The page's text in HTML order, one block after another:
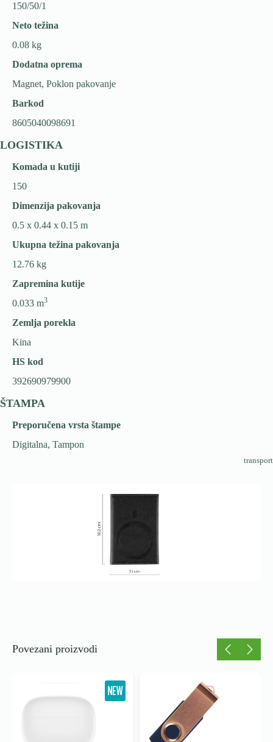
150/50/1
Neto težina
0.08 kg
Dodatna oprema
Magnet, Poklon pakovanje
Barkod
8605040098691
LOGISTIKA
Komada u kutiji
150
Dimenzija pakovanja
0.5 x 0.44 x 0.15 m
Ukupna težina pakovanja
12.76 kg
Zapremina kutije
0.033 m3
Zemlja porekla
Kina
HS kod
392690979900
ŠTAMPA
Preporučena vrsta štampe
Digitalna, Tampon
transport
Povezani proizvodi